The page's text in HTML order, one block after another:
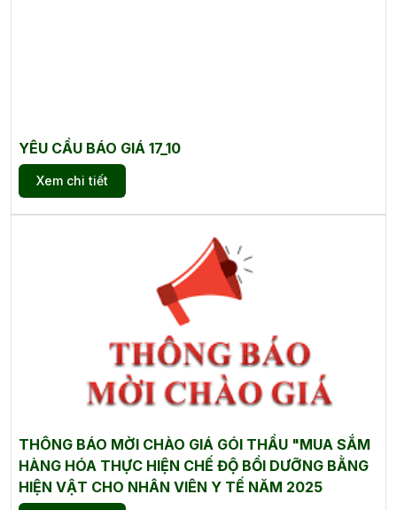
YÊU CẦU BÁO GIÁ 17_10
Xem chi tiết
THÔNG BÁO MỜI CHÀO GIÁ GÓI THẦU "MUA SẮM
HÀNG HÓA THỰC HIỆN CHẾ ĐỘ BỒI DƯỠNG BẰNG
HIỆN VẬT CHO NHÂN VIÊN Y TẾ NĂM 2025